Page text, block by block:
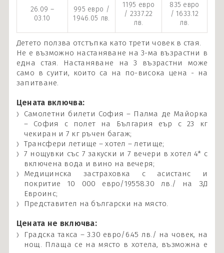
26.09 –
03.10
995 евро /
1946.05 лв.
1195 евро
/ 2337.22
лв.
835 евро
/ 1633.12
лв.
Детето ползва отстъпка като трети човек в стая.
Не е възможно настаняване на 3-ма възрастни в
една стая. Настаняване на 3 възрастни може
само в суити, които са на по-висока цена - на
запитване.
Цената включва:
Самолетни билети София – Палма де Майорка
– София с полет на България еър с 23 кг
чекиран и 7 кг ръчен багаж;
Трансфери летище – хотел – летище;
7 нощувки със 7 закуски и 7 вечери в хотел 4* с
включена вода и вино на вечеря;
Медицинска застраховка с асистанс и
покритие 10 000 евро/19558.30 лв./ на ЗД
Евроинс;
Представител на български на място.
Цената не включва:
Градска такса – 3.30 евро/6.45 лв./ на човек, на
нощ. Плаща се на място в хотела, възможна е